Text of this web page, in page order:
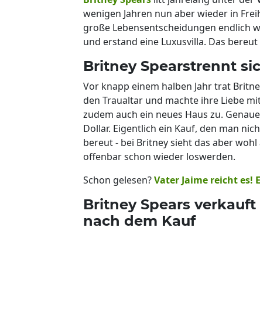
wenigen Jahren nun aber wieder in
große Lebensentscheidungen endlich
und erstand eine Luxusvilla. Das
Britney Spearstrennt
Vor knapp einem halben Jahr trat
den Traualtar und machte ihre Liebe
zudem auch ein neues Haus zu.
Dollar. Eigentlich ein Kauf, den man
bereut - bei Britney sieht das aber
offenbar schon wieder loswerden.
Schon gelesen?Vater Jaime reicht
Britney Spears
nach dem Kauf